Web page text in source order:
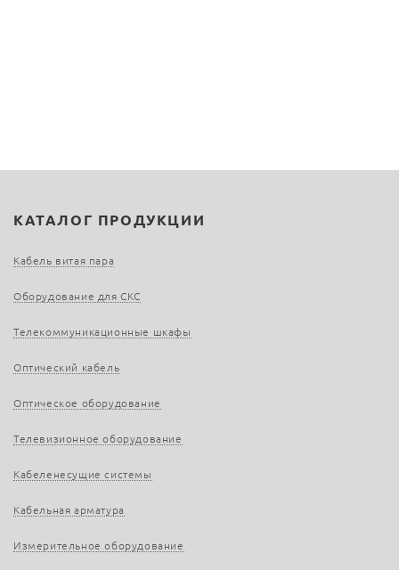
КАТАЛОГ ПРОДУКЦИИ
Кабель витая пара
Оборудование для СКС
Телекоммуникационные шкафы
Оптический кабель
Оптическое оборудование
Телевизионное оборудование
Кабеленесущие системы
Кабельная арматура
Измерительное оборудование